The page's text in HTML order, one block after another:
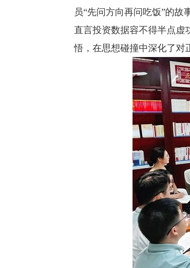
员“先问方向再问吃饭”的故
直言投资数据容不得半点
悟，在思想碰撞中深化了对